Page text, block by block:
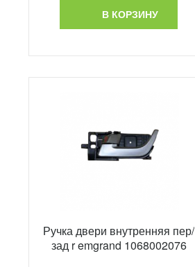
В КОРЗИНУ
Ручка двери внутренняя пер/
зад r emgrand 1068002076